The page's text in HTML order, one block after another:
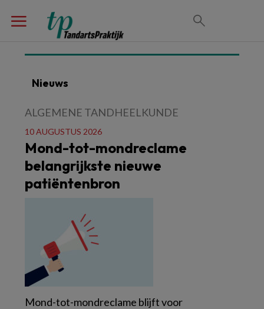
Nieuws
ALGEMENE TANDHEELKUNDE
10 AUGUSTUS 2026
Mond-tot-mondreclame
belangrijkste nieuwe
patiëntenbron
Mond-tot-mondreclame blijft voor